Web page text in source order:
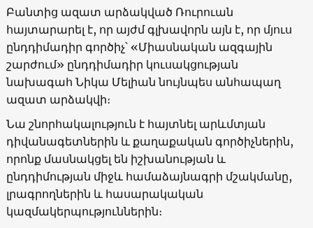
Բանտից ազատ արձակված Ռուրուան
հայտարարել է, որ այժմ գլխավորն այն է, որ մյուս
ընդդիմադիր գործիչ՝ «Միասնական ազգային
շարժում» ընդդիմադիր կուսակցության
նախագահ Նիկա Մելիան նույնպես անհապաղ
ազատ արձակվի։
Նա շնորհակալություն է հայտնել արևմտյան
դիվանագետներին և քաղաքական գործիչներին,
որոնք մասնակցել են իշխանության և
ընդդիմության միջև համաձայնագրի մշակմանը,
լրագրողներին և հասարակական
կազմակերպություններին։